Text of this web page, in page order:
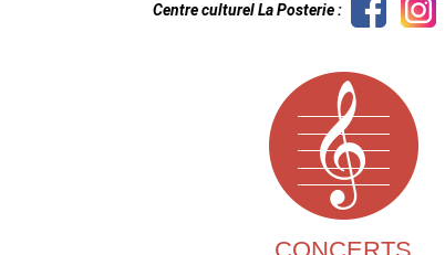
Centre culturel La Posterie :